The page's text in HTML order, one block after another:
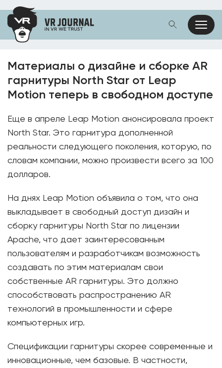
Материалы о дизайне и сборке AR
гарнитуры North Star от Leap
Motion теперь в свободном доступе
Еще в апреле Leap Motion анонсировала проект
North Star. Это гарнитура дополненной
реальности следующего поколения, которую, по
словам компании, можно произвести всего за 100
долларов.
На днях Leap Motion объявила о том, что она
выкладывает в свободный доступ дизайн и
сборку гарнитуры North Star по лицензии
Apache, что дает заинтересованным
пользователям и разработчикам возможность
создавать по этим материалам свои
собственные AR гарнитуры. Это должно
способствовать распространению AR
технологий в промышленности и сфере
компьютерных игр.
Спецификации гарнитуры скорее современные и
инновационные, чем базовые. В частности,